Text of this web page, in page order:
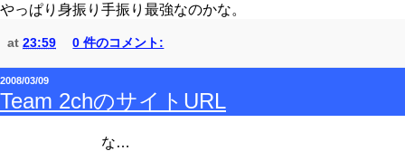
やっぱり身振り手振り最強なのかな。
at 23:59 0 件のコメント:
2008/03/09
Team 2chのサイトURL
な…